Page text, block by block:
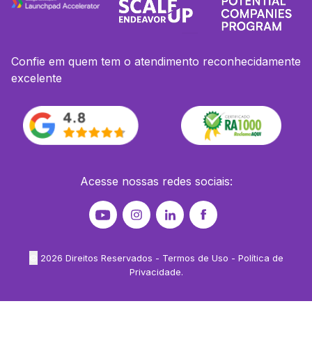
Confie em quem tem o atendimento reconhecidamente
excelente
Acesse nossas redes sociais:
2026 Direitos Reservados - Termos de Uso - Política de
Privacidade.